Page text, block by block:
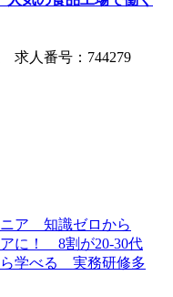
求人番号：744279